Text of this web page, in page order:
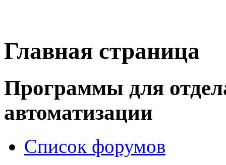
Главная страница
Программы для
автоматизации
Список форумов